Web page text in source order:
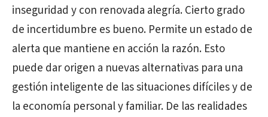
inseguridad y con renovada alegría. Cierto grado
de incertidumbre es bueno. Permite un estado de
alerta que mantiene en acción la razón. Esto
puede dar origen a nuevas alternativas para una
gestión inteligente de las situaciones difíciles y de
la economía personal y familiar. De las realidades